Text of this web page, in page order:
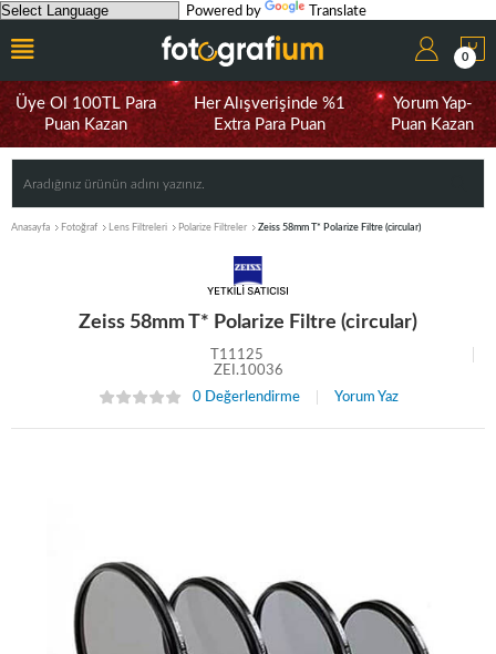
Powered by Translate
0
Üye Ol 100TL Para
Puan Kazan
Her Alışverişinde %1
Extra Para Puan
Yorum Yap-
Puan Kazan
Anasayfa Fotoğraf Lens Filtreleri Polarize Filtreler Zeiss 58mm T* Polarize Filtre (circular)
Zeiss 58mm T* Polarize Filtre (circular)
T11125
ZEI.10036
0 Değerlendirme
Yorum Yaz